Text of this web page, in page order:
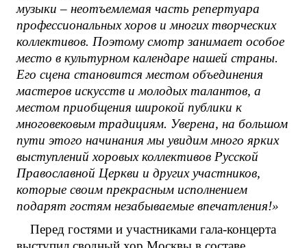
музыки – неотъемлемая часть репертуара
профессиональных хоров и многих творческих
коллективов. Поэтому смотр занимает особое
место в культурном календаре нашей страны.
Его сцена становится местом объединения
мастеров искусств и молодых талантов, а
местом приобщения широкой публики к
многовековым традициям. Уверена, на большом
пути этого начинания мы увидим много ярких
выступлений хоровых коллективов Русской
Православной Церкви и других участников,
которые своим прекрасным исполнением
подарят гостям незабываемые впечатления!»
Перед гостями и участниками гала-концерта